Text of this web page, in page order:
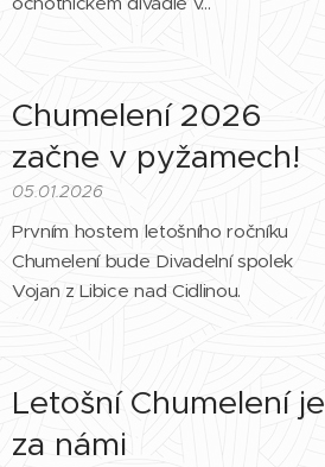
Chumelení 2026
začne v pyžamech!
05.01.2026
Prvním hostem letošního ročníku
Chumelení bude Divadelní spolek
Vojan z Libice nad Cidlinou.
Letošní Chumelení je
za námi